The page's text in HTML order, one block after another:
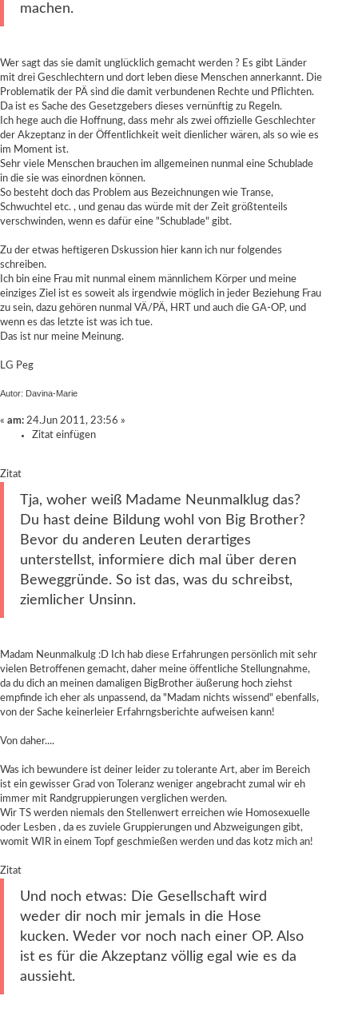
machen.
Wer sagt das sie damit unglücklich gemacht werden ? Es gibt Länder
mit drei Geschlechtern und dort leben diese Menschen annerkannt. Die
Problematik der PÄ sind die damit verbundenen Rechte und Pflichten.
Da ist es Sache des Gesetzgebers dieses vernünftig zu Regeln.
Ich hege auch die Hoffnung, dass mehr als zwei offizielle Geschlechter
der Akzeptanz in der Öffentlichkeit weit dienlicher wären, als so wie es
im Moment ist.
Sehr viele Menschen brauchen im allgemeinen nunmal eine Schublade
in die sie was einordnen können.
So besteht doch das Problem aus Bezeichnungen wie Transe,
Schwuchtel etc. , und genau das würde mit der Zeit größtenteils
verschwinden, wenn es dafür eine "Schublade" gibt.
Zu der etwas heftigeren Dskussion hier kann ich nur folgendes
schreiben.
Ich bin eine Frau mit nunmal einem männlichem Körper und meine
einziges Ziel ist es soweit als irgendwie möglich in jeder Beziehung Frau
zu sein, dazu gehören nunmal VÄ/PÄ, HRT und auch die GA-OP, und
wenn es das letzte ist was ich tue.
Das ist nur meine Meinung.
LG Peg
Autor: Davina-Marie
« am: 24.Jun 2011, 23:56 »
Zitat einfügen
Zitat
Tja, woher weiß Madame Neunmalklug das?
Du hast deine Bildung wohl von Big Brother?
Bevor du anderen Leuten derartiges
unterstellst, informiere dich mal über deren
Beweggründe. So ist das, was du schreibst,
ziemlicher Unsinn.
Madam Neunmalkulg :D Ich hab diese Erfahrungen persönlich mit sehr
vielen Betroffenen gemacht, daher meine öffentliche Stellungnahme,
da du dich an meinen damaligen BigBrother äußerung hoch ziehst
empfinde ich eher als unpassend, da "Madam nichts wissend" ebenfalls,
von der Sache keinerleier Erfahrngsberichte aufweisen kann!
Von daher....
Was ich bewundere ist deiner leider zu tolerante Art, aber im Bereich
ist ein gewisser Grad von Toleranz weniger angebracht zumal wir eh
immer mit Randgruppierungen verglichen werden.
Wir TS werden niemals den Stellenwert erreichen wie Homosexuelle
oder Lesben , da es zuviele Gruppierungen und Abzweigungen gibt,
womit WIR in einem Topf geschmießen werden und das kotz mich an!
Zitat
Und noch etwas: Die Gesellschaft wird
weder dir noch mir jemals in die Hose
kucken. Weder vor noch nach einer OP. Also
ist es für die Akzeptanz völlig egal wie es da
aussieht.